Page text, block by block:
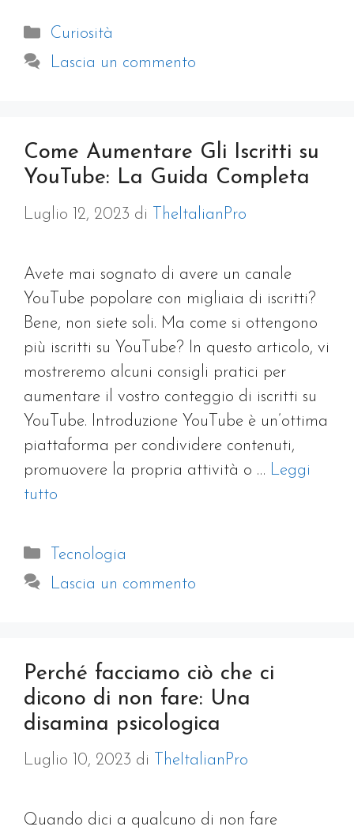
Categorie
Curiosità
Lascia un commento
Come Aumentare Gli Iscritti su
YouTube: La Guida Completa
Luglio 12, 2023 di TheItalianPro
Avete mai sognato di avere un canale
YouTube popolare con migliaia di iscritti?
Bene, non siete soli. Ma come si ottengono
più iscritti su YouTube? In questo articolo, vi
mostreremo alcuni consigli pratici per
aumentare il vostro conteggio di iscritti su
YouTube. Introduzione YouTube è un’ottima
piattaforma per condividere contenuti,
promuovere la propria attività o … Leggi
tutto
Categorie
Tecnologia
Lascia un commento
Perché facciamo ciò che ci
dicono di non fare: Una
disamina psicologica
Luglio 10, 2023 di TheItalianPro
Quando dici a qualcuno di non fare